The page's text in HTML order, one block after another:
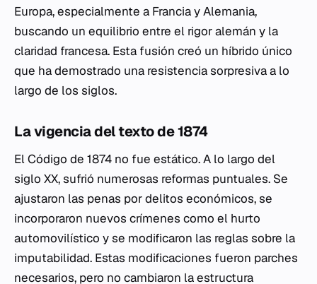
Europa, especialmente a Francia y Alemania,
buscando un equilibrio entre el rigor alemán y la
claridad francesa. Esta fusión creó un híbrido único
que ha demostrado una resistencia sorpresiva a lo
largo de los siglos.
La vigencia del texto de 1874
El Código de 1874 no fue estático. A lo largo del
siglo XX, sufrió numerosas reformas puntuales. Se
ajustaron las penas por delitos económicos, se
incorporaron nuevos crímenes como el hurto
automovilístico y se modificaron las reglas sobre la
imputabilidad. Estas modificaciones fueron parches
necesarios, pero no cambiaron la estructura